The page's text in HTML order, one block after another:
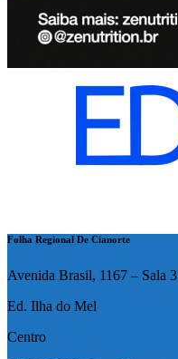
Folha Regional De Cianorte
Avenida Brasil, 1167 – Sala 3
Ed. Ilha do Mel
Centro